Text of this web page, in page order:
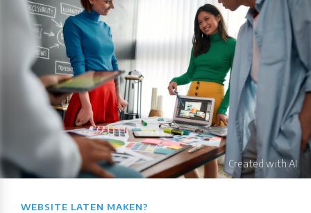
WEBSITE LATEN MAKEN?​​​​​​​​​​​​​​